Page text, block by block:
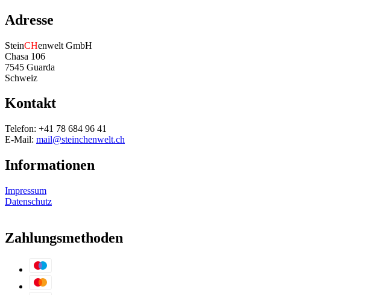
Adresse
SteinCHenwelt GmbH
Chasa 106
7545 Guarda
Schweiz
Kontakt
Telefon: +41 78 684 96 41
E-Mail: mail@steinchenwelt.ch
Informationen
Impressum
Datenschutz
Zahlungsmethoden